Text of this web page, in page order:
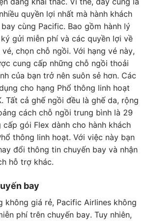
quyền lợi nhất mà hành khách
cùng Pacific. Bao gồm hành lý
gửi miễn phí và các quyền lợi về
chọn chỗ ngồi. Với hạng vé này,
cung cấp những chỗ ngồi thoải
của bạn trở nên suôn sẻ hơn. Các
cho hạng Phổ thông linh hoạt
Tất cả ghế ngồi đều là ghế da, rộng
cách chỗ ngồi trung bình là 29
cấp gói Flex dành cho hành khách
thông linh hoạt. Với việc này bạn
đổi thông tin chuyến bay và nhận
hỗ trợ khác.
bay
không giá rẻ, Pacific Airlines không
phí trên chuyến bay. Tuy nhiên,